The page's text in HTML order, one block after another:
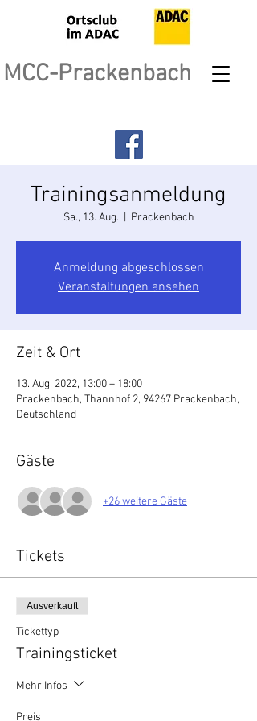
MCC-Prackenbach
Trainingsanmeldung
Sa., 13. Aug. Prackenbach
Anmeldung abgeschlossen
Veranstaltungen ansehen
Zeit & Ort
13. Aug. 2022, 13:00 – 18:00
Prackenbach, Thannhof 2, 94267 Prackenbach,
Deutschland
Gäste
+26 weitere Gäste
Tickets
Ausverkauft
Tickettyp
Trainingsticket
Mehr Infos
Preis